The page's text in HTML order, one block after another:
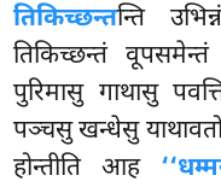
तिकिच्छन्तन्ति
तिकिच्छन्तं
पुरिमासु गाथासु
पञ्चसु खन्धेसु याथावतो
होन्तीति आह